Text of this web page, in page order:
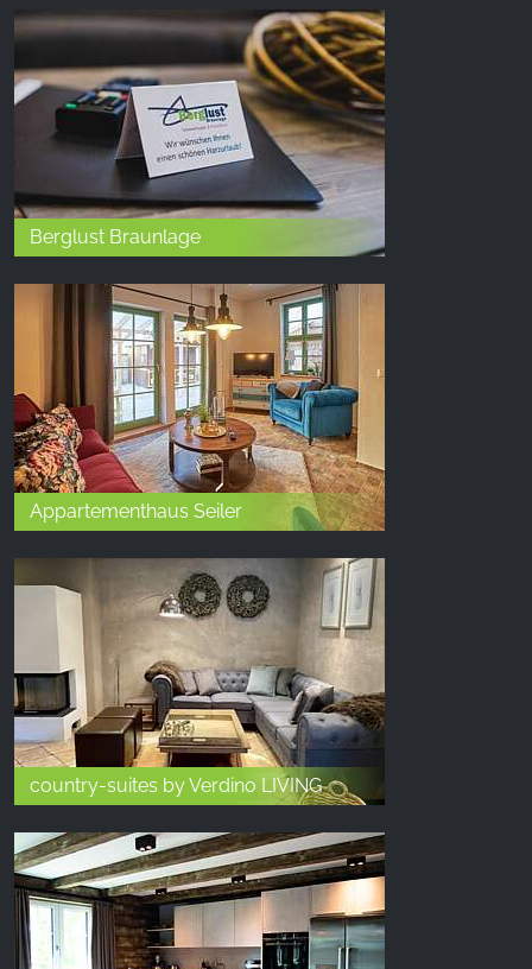
Berglust Braunlage
Appartementhaus Seiler
country-suites by Verdino LIVING